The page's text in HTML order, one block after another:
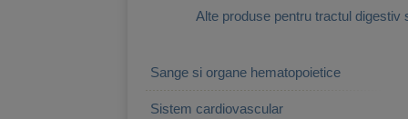
Alte produse pentru tractul digestiv
Sange si organe hematopoietice
Sistem cardiovascular